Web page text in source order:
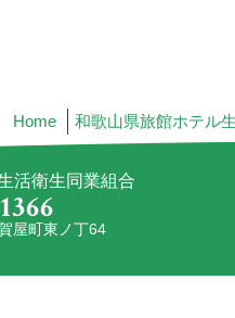
Home 和歌山県旅館ホテル
活衛生同業組合
屋町東ノ丁64